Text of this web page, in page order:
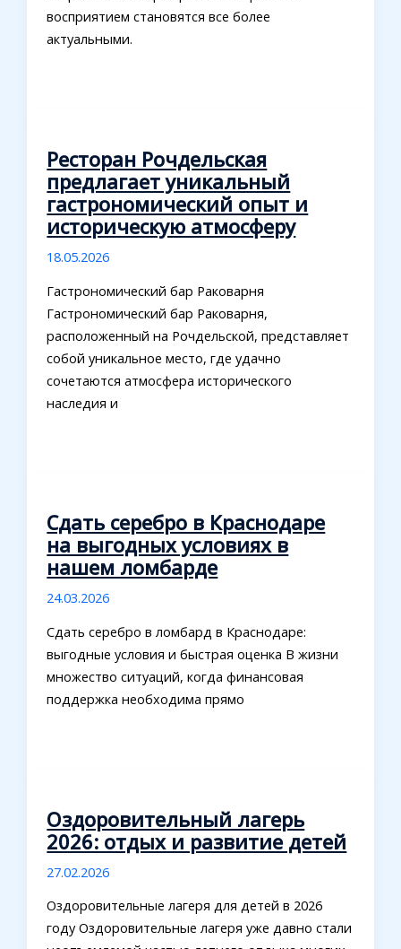
восприятием становятся все более
актуальными.
Ресторан Рочдельская
предлагает уникальный
гастрономический опыт и
историческую атмосферу
18.05.2026
Гастрономический бар Раковарня
Гастрономический бар Раковарня,
расположенный на Рочдельской, представляет
собой уникальное место, где удачно
сочетаются атмосфера исторического
наследия и
Сдать серебро в Краснодаре
на выгодных условиях в
нашем ломбарде
24.03.2026
Сдать серебро в ломбард в Краснодаре:
выгодные условия и быстрая оценка В жизни
множество ситуаций, когда финансовая
поддержка необходима прямо
Оздоровительный лагерь
2026: отдых и развитие детей
27.02.2026
Оздоровительные лагеря для детей в 2026
году Оздоровительные лагеря уже давно стали